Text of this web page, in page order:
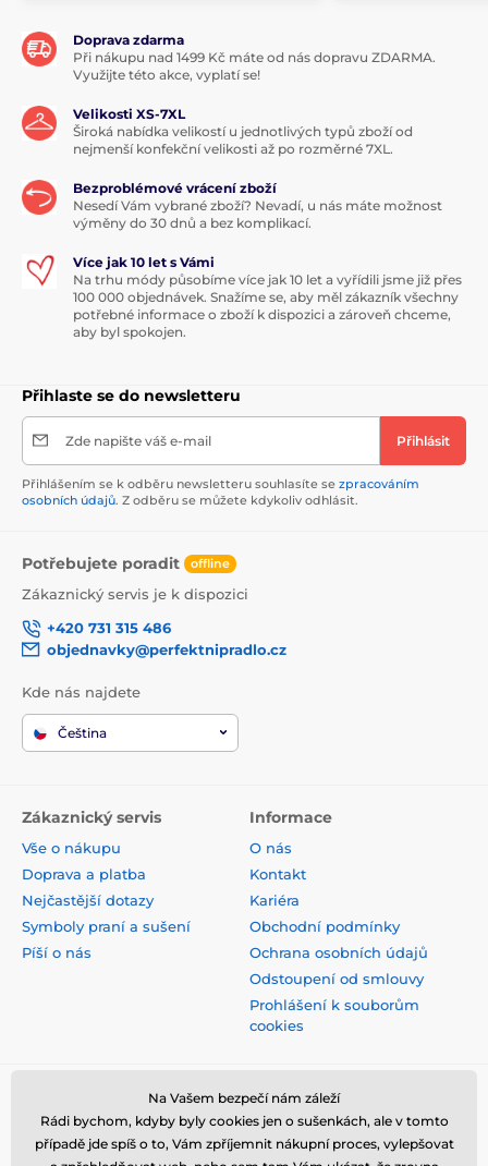
Doprava zdarma
Při nákupu nad 1499 Kč máte od nás dopravu ZDARMA.
Využijte této akce, vyplatí se!
Velikosti XS-7XL
Široká nabídka velikostí u jednotlivých typů zboží od
nejmenší konfekční velikosti až po rozměrné 7XL.
Bezproblémové vrácení zboží
Nesedí Vám vybrané zboží? Nevadí, u nás máte možnost
výměny do 30 dnů a bez komplikací.
Více jak 10 let s Vámi
Na trhu módy působíme více jak 10 let a vyřídili jsme již přes
100 000 objednávek. Snažíme se, aby měl zákazník všechny
potřebné informace o zboží k dispozici a zároveň chceme,
aby byl spokojen.
Přihlaste se do newsletteru
Zde napište váš e-mail Přihlásit
Přihlášením se k odběru newsletteru souhlasíte se zpracováním
osobních údajů. Z odběru se můžete kdykoliv odhlásit.
Potřebujete poradit offline
Zákaznický servis je k dispozici
+420 731 315 486
objednavky@perfektnipradlo.cz
Kde nás najdete
Čeština
Zákaznický servis
Vše o nákupu
Doprava a platba
Nejčastější dotazy
Symboly praní a sušení
Píší o nás
Informace
O nás
Kontakt
Kariéra
Obchodní podmínky
Ochrana osobních údajů
Odstoupení od smlouvy
Prohlášení k souborům
cookies
Bezpečná platba kartou
Na Vašem bezpečí nám záleží
Rádi bychom, kdyby byly cookies jen o sušenkách, ale v tomto
případě jde spíš o to, Vám zpříjemnit nákupní proces, vylepšovat